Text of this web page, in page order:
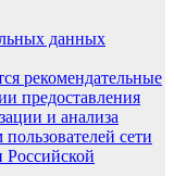
данных
рекомендательные
предоставления
и анализа
сети
Российской